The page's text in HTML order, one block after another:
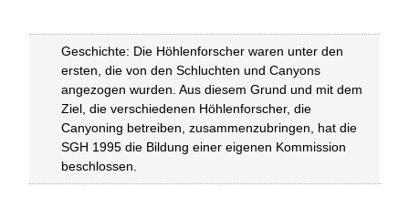
Geschichte: Die Höhlenforscher waren unter den
ersten, die von den Schluchten und Canyons
angezogen wurden. Aus diesem Grund und mit dem
Ziel, die verschiedenen Höhlenforscher, die
Canyoning betreiben, zusammenzubringen, hat die
SGH 1995 die Bildung einer eigenen Kommission
beschlossen.